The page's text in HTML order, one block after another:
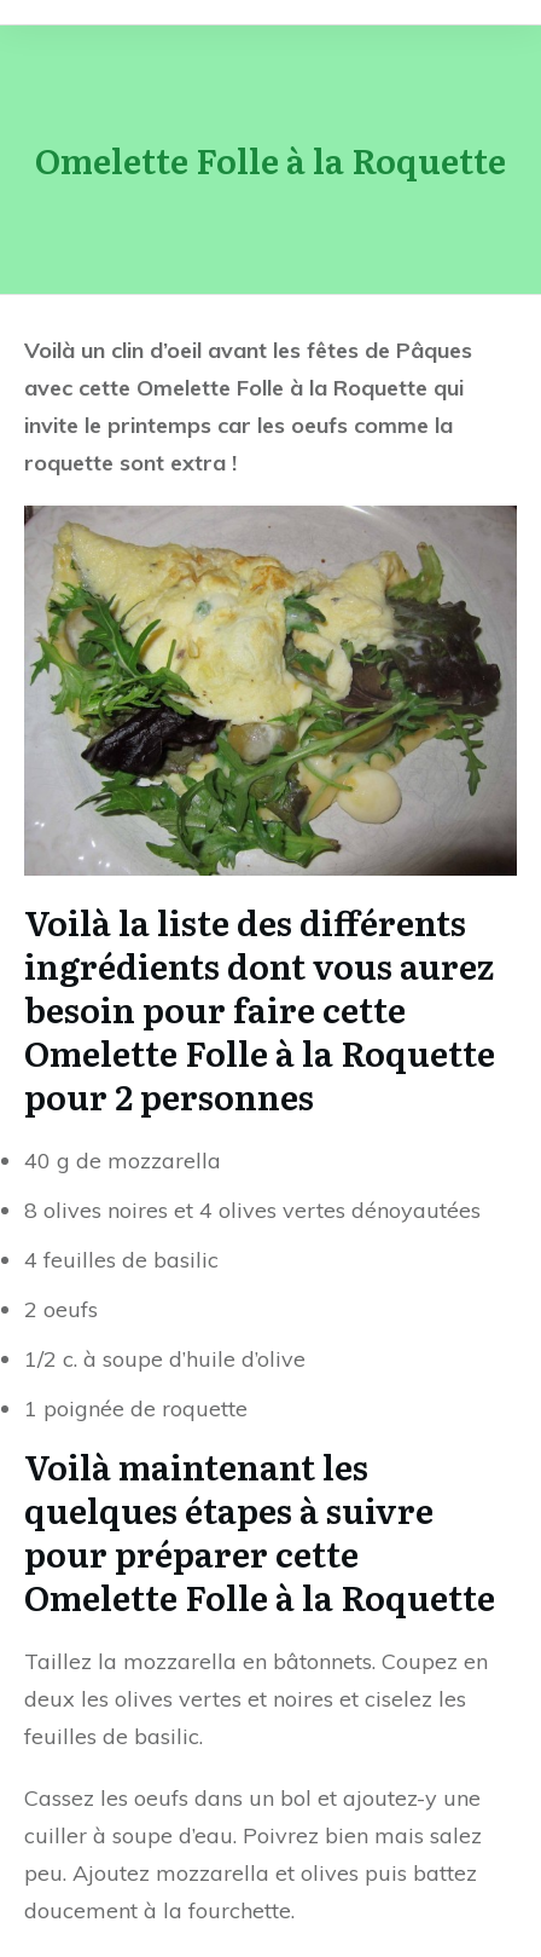
Omelette Folle à la Roquette
Voilà un clin d’oeil avant les fêtes de Pâques
avec cette Omelette Folle à la Roquette qui
invite le printemps car les oeufs comme la
roquette sont extra !
Voilà la liste des différents
ingrédients dont vous aurez
besoin pour faire cette
Omelette Folle à la Roquette
pour 2 personnes
40 g de mozzarella
8 olives noires et 4 olives vertes dénoyautées
4 feuilles de basilic
2 oeufs
1/2 c. à soupe d’huile d’olive
1 poignée de roquette
Voilà maintenant les
quelques étapes à suivre
pour préparer cette
Omelette Folle à la Roquette
Taillez la mozzarella en bâtonnets. Coupez en
deux les olives vertes et noires et ciselez les
feuilles de basilic.
Cassez les oeufs dans un bol et ajoutez-y une
cuiller à soupe d’eau. Poivrez bien mais salez
peu. Ajoutez mozzarella et olives puis battez
doucement à la fourchette.